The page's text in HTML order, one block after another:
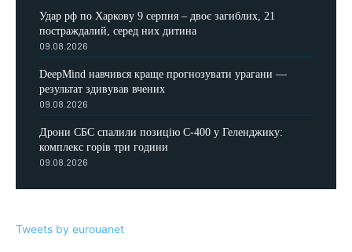
Удар рф по Харкову 9 серпня – двоє загиблих, 21
постраждалий, серед них дитина
09.08.2026
DeepMind навчився краще прогнозувати урагани —
результат здивував вчених
09.08.2026
Дрони СБС спалили позицію С-400 у Геленджику:
комплекс горів три години
09.08.2026
Tweets by eurouanet